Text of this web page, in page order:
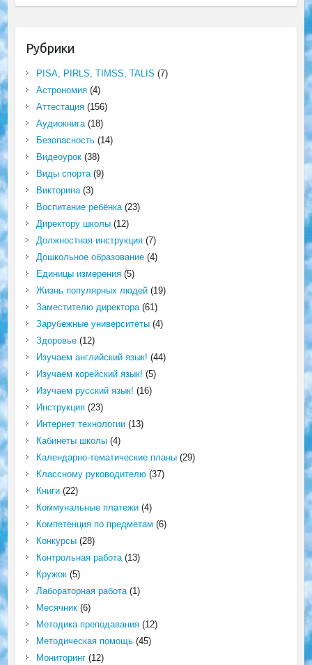
Рубрики
PISA, PIRLS, TIMSS, TALIS (7)
Астрономия(4)
Аттестация(156)
Аудиокнига(18)
Безопасность(14)
Видеоурок(38)
Виды спорта(9)
Викторина(3)
Воспитание ребёнка(23)
Директору школы(12)
Должностная инструкция(7)
Дошкольное образование(4)
Единицы измерения(5)
Жизнь популярных людей(19)
Заместителю директора(61)
Зарубежные университеты(4)
Здоровье(12)
Изучаем английский язык! (44)
Изучаем корейский язык! (5)
Изучаем русский язык! (16)
Инструкция(23)
Интернет технологии(13)
Кабинеты школы(4)
Календарно-тематические планы(29)
Классному руководителю(37)
Книги(22)
Коммунальные платежи(4)
Компетенция по предметам (6)
Конкурсы(28)
Контрольная работа(13)
Кружок(5)
Лабораторная работа(1)
Месячник(6)
Методика преподавания(12)
Методическая помощь(45)
Мониторинг(12)